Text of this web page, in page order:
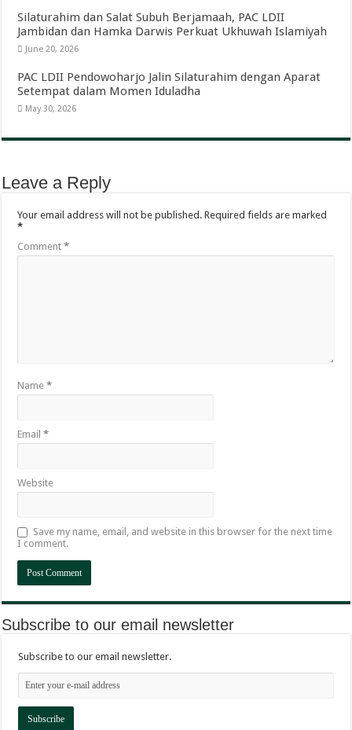
Silaturahim dan Salat Subuh Berjamaah, PAC LDII
Jambidan dan Hamka Darwis Perkuat Ukhuwah Islamiyah
June 20, 2026
PAC LDII Pendowoharjo Jalin Silaturahim dengan Aparat
Setempat dalam Momen Iduladha
May 30, 2026
Leave a Reply
Your email address will not be published. Required fields are marked
*
Comment*
Name*
Email*
Website
Save my name, email, and website in this browser for the next time
I comment.
Subscribe to our email newsletter
Subscribe to our email newsletter.